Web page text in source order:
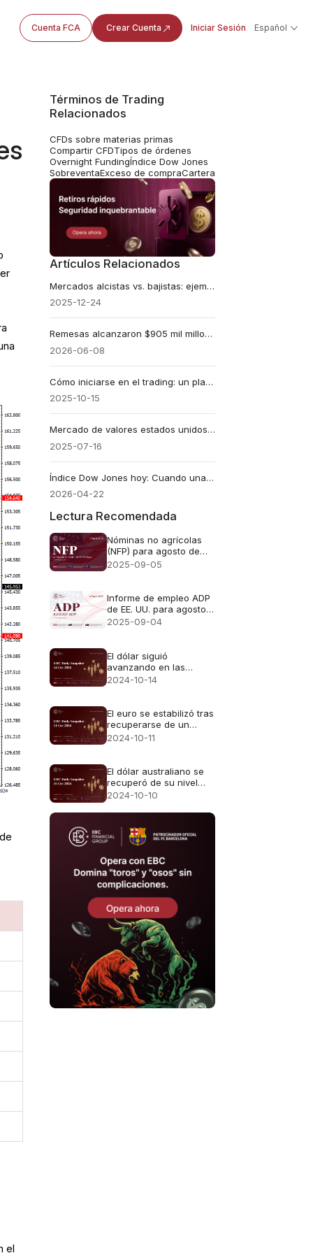
Cuenta FCA Crear Cuenta Iniciar Sesión Español
el
Términos de Trading
Relacionados
CFDs sobre materias primas
Compartir CFDTipos de órdenes
Overnight FundingÍndice Dow Jones
SobreventaExceso de compraCartera
Artículos Relacionados
Mercados alcistas vs. bajistas: ejemplos reales
2025-12-24
Remesas alcanzaron $905 mil millones y sobrevivieron a todas las crisis
2026-06-08
Cómo iniciarse en el trading: un plan paso a paso para principiantes
2025-10-15
Mercado de valores estados unidos hoy: El Dow Jones cae 423 puntos, el Nasdaq alcanza un récord
2025-07-16
Índice Dow Jones hoy: Cuando unas pocas acciones mueven todo el mercado
2026-04-22
Lectura Recomendada
Nóminas no agrícolas
(NFP) para agosto de
2025
2025-09-05
Informe de empleo ADP
de EE. UU. para agosto
de 2025
2025-09-04
El dólar siguió
avanzando en las
operaciones asiáticas
2024-10-14
El euro se estabilizó tras
recuperarse de un
mínimo
2024-10-11
El dólar australiano se
recuperó de su nivel
más bajo
2024-10-10